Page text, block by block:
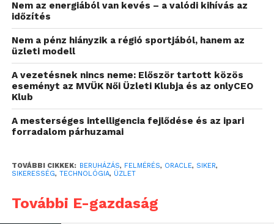
az adatokon alapuló döntéshozatal
rugalmasság és a változások elfogadása
vállalkozói kultúra
közös digitális jövőkép
tanulási kultúra
A kutatásban 850 HR vezetőt és 5 600 munkavállalót
versenyelőnyt szerezni a digitális korban
Nem az energiából van kevés – a valódi kihívás az
időzítés
Nem a pénz hiányzik a régió sportjából, hanem az
üzleti modell
A vezetésnek nincs neme: Először tartott közös
eseményt az MVÜK Női Üzleti Klubja és az onlyCEO
Klub
A mesterséges intelligencia fejlődése és az ipari
forradalom párhuzamai
TOVÁBBI CIKKEK: BERUHÁZÁS, FELMÉRÉS, ORACLE, SIKER,
SIKERESSÉG, TECHNOLÓGIA, ÜZLET
További E-gazdaság